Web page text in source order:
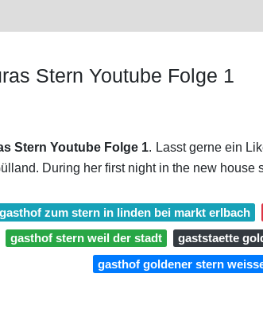
Stern Youtube Folge 1
Stern Youtube Folge 1. Lasst gerne ein
During her first night in the new
gasthof zum stern in linden bei markt erlbach
gasthof stern weil der stadt
gaststaette
gasthof goldener stern